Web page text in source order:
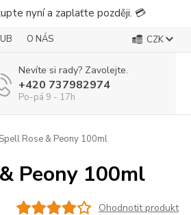
nyní a zaplaťte později. 💳
O NÁS CZK
Nevíte si rady? Zavolejte.
+420 737982974
Po-pá 9 - 17h
Rose & Peony 100ml
Peony 100ml
Ohodnotit produkt